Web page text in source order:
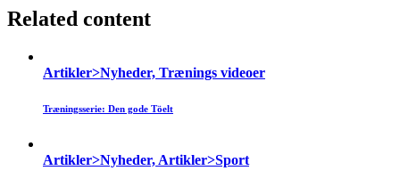
Related content
Artikler>Nyheder, Trænings videoer
Træningsserie: Den gode Töelt
Artikler>Nyheder, Artikler>Sport